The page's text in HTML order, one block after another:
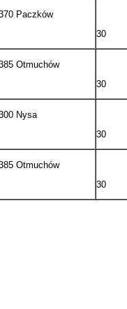
Paczków
30
Otmuchów
30
Nysa
30
Otmuchów
30